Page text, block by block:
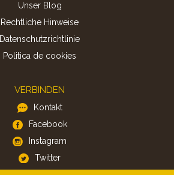
Unser Blog
Rechtliche Hinweise
Datenschutzrichtlinie
Politica de cookies
VERBINDEN
Kontakt
Facebook
Instagram
Twitter